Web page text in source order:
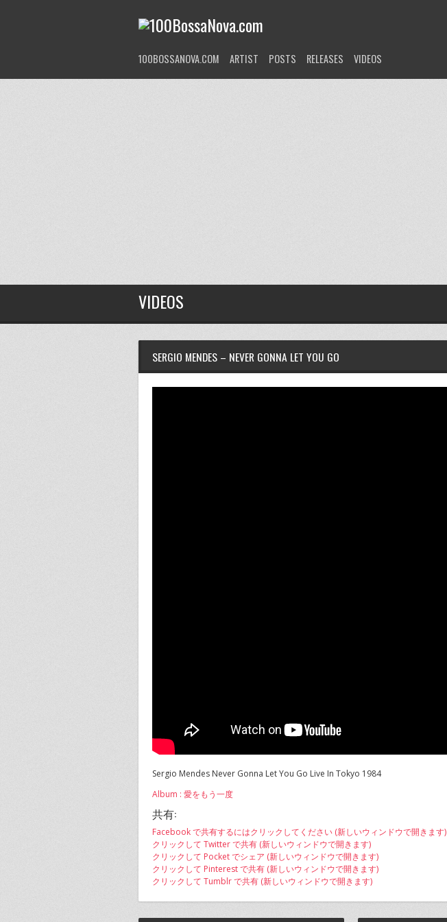
100BOSSANOVA.COM ARTIST POSTS RELEASES VIDEOS
VIDEOS
SERGIO MENDES – NEVER GONNA LET YOU GO
Sergio Mendes Never Gonna Let You Go Live In Tokyo 1984
Album : 愛をもう一度
共有:
Facebook で共有するにはクリックしてください (新しいウィンドウで開きます)
クリックして Twitter で共有 (新しいウィンドウで開きます)
クリックして Pocket でシェア (新しいウィンドウで開きます)
クリックして Pinterest で共有 (新しいウィンドウで開きます)
クリックして Tumblr で共有 (新しいウィンドウで開きます)